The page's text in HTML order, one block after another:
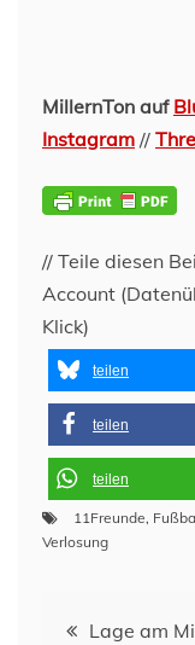
MillernTon auf
Instagram //
// Teile diesen
Account
Klick)
teilen
teilen
teilen
11Freunde,
Verlosung
Lage am